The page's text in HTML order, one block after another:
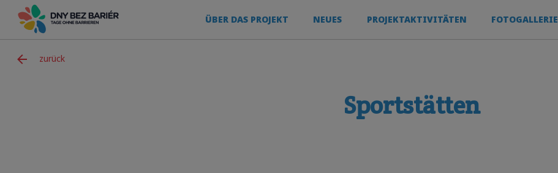
ÜBER DAS PROJEKT NEUES PROJEKTAKTIVITÄTEN FOTOGALLERIE
zurück
Sportstätten